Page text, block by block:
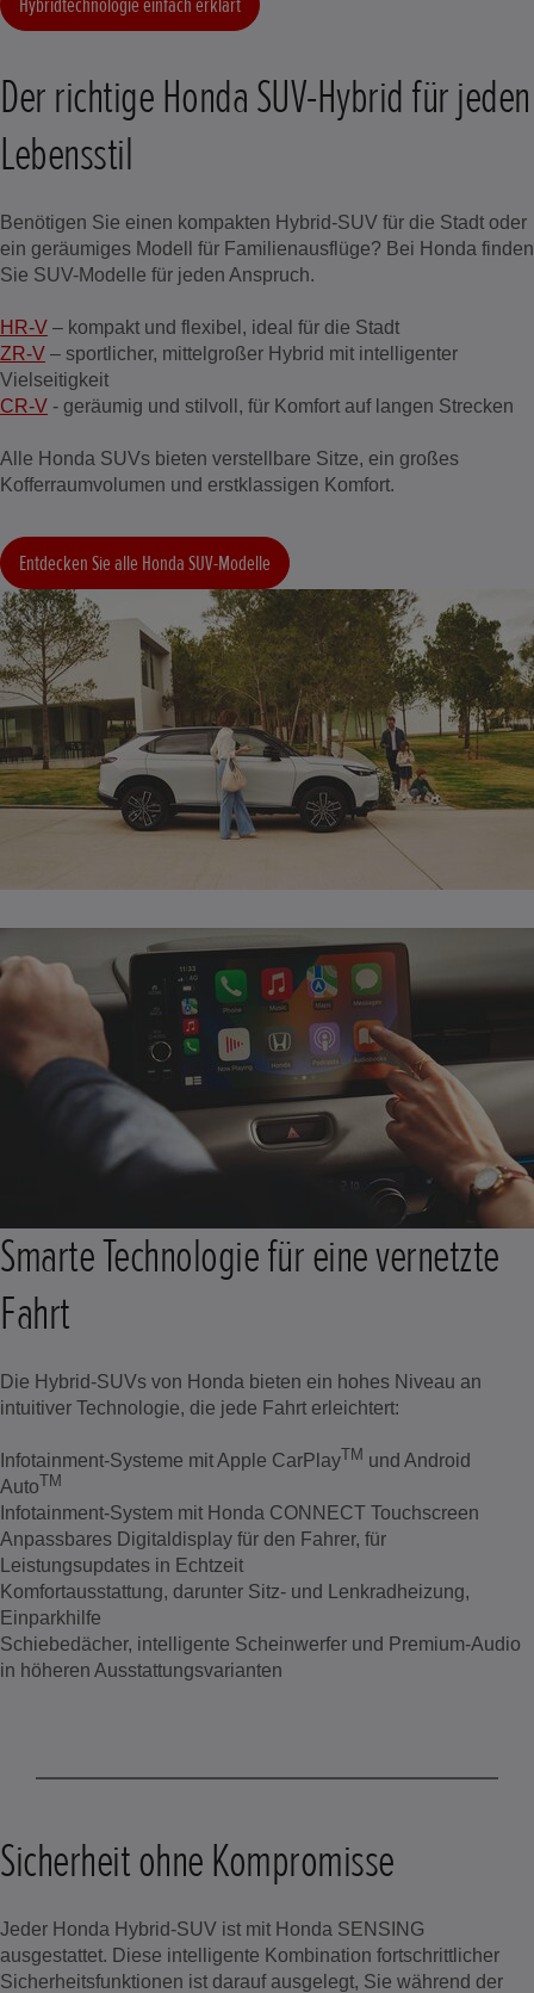
Der richtige Honda SUV-Hybrid für jeden
Lebensstil
Benötigen Sie einen kompakten Hybrid-SUV für die Stadt oder
ein geräumiges Modell für Familienausflüge? Bei Honda finden
Sie SUV-Modelle für jeden Anspruch.
HR-V – kompakt und flexibel, ideal für die Stadt
ZR-V – sportlicher, mittelgroßer Hybrid mit intelligenter
Vielseitigkeit
CR-V - geräumig und stilvoll, für Komfort auf langen Strecken
Alle Honda SUVs bieten verstellbare Sitze, ein großes
Kofferraumvolumen und erstklassigen Komfort.
Entdecken Sie alle Honda SUV-Modelle
Smarte Technologie für eine vernetzte
Fahrt
Die Hybrid-SUVs von Honda bieten ein hohes Niveau an
intuitiver Technologie, die jede Fahrt erleichtert:
Infotainment-Systeme mit Apple CarPlayTM und Android
AutoTM
Infotainment-System mit Honda CONNECT Touchscreen
Anpassbares Digitaldisplay für den Fahrer, für
Leistungsupdates in Echtzeit
Komfortausstattung, darunter Sitz- und Lenkradheizung,
Einparkhilfe
Schiebedächer, intelligente Scheinwerfer und Premium-Audio
in höheren Ausstattungsvarianten
Sicherheit ohne Kompromisse
Jeder Honda Hybrid-SUV ist mit Honda SENSING
ausgestattet. Diese intelligente Kombination fortschrittlicher
Sicherheitsfunktionen ist darauf ausgelegt, Sie während der